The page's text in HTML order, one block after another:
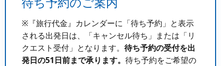
※『旅行代金』カレンダーに「待ち予約」と表示
される出発日は、「キャンセル待ち」または「リ
クエスト受付」となります。 待ち予約の受付を出
発日の51日前まで承ります。 待ち予約をご希望の